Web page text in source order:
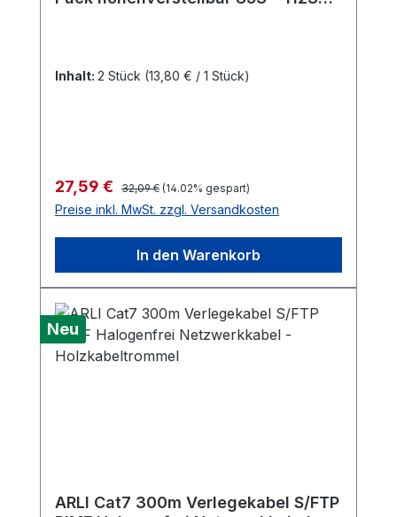
Inhalt: 2 Stück (13,80 € / 1 Stück)
Verkaufspreis:
27,59 € Regulärer Preis:
32,09 € (14.02% gespart)
Preise inkl. MwSt. zzgl. Versandkosten
In den Warenkorb
Neu
ARLI Cat7 300m Verlegekabel S/FTP